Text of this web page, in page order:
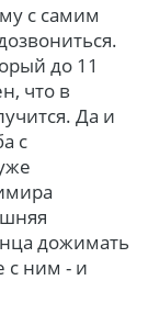
с самим
до 11
что в
Да и
с
дожимать
с ним - и